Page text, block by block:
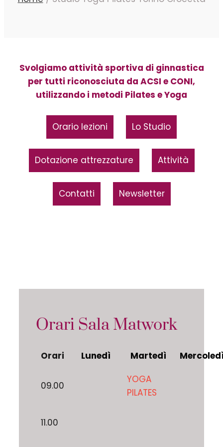
Svolgiamo attività sportiva di ginnastica
per tutti riconosciuta da ACSI e CONI,
utilizzando i metodi Pilates e Yoga
Orario lezioni Lo Studio
Dotazione attrezzature Attività
Contatti Newsletter
Orari Sala Matwork
Orari Lunedì Martedì
09.00
YOGA
PILATES
11.00